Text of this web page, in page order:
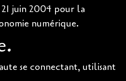
juin 2004 pour la
numérique.
se connectant, utilisant